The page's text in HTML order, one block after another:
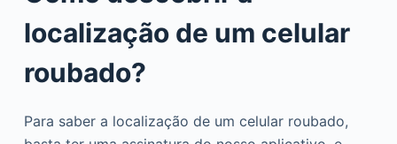
localização de um celular
roubado?
Para saber a localização de um celular roubado,